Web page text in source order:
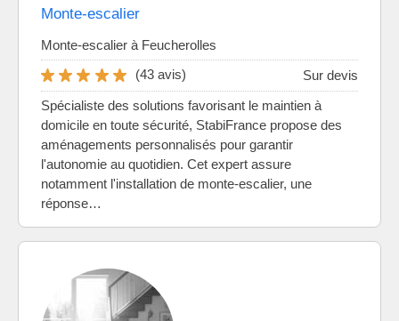
Monte-escalier
Monte-escalier à Feucherolles
(43 avis)
Sur devis
Spécialiste des solutions favorisant le maintien à
domicile en toute sécurité, StabiFrance propose des
aménagements personnalisés pour garantir
l'autonomie au quotidien. Cet expert assure
notamment l'installation de monte-escalier, une
réponse…